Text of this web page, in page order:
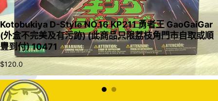
入購物車
Kotobukiya D-Style NO.16 KP211 勇者王 GaoGaiGar
(外盒不完美及有污跡) (此商品只限荔枝角門市自取或順
豐到付) 10471
$120.0